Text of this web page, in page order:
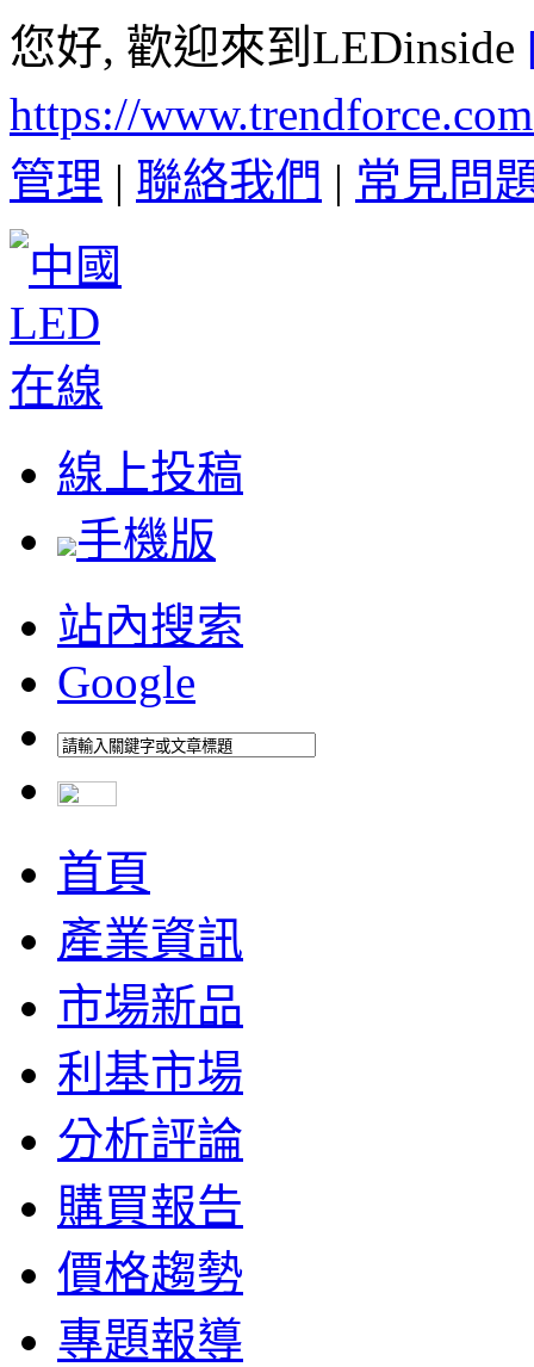
您好, 歡迎來到LEDinside
https://
管理 | 聯絡我們 | 常見問
線上投稿
手機版
站內搜索
Google
首頁
產業資訊
市場新品
利基市場
分析評論
購買報告
價格趨勢
專題報導